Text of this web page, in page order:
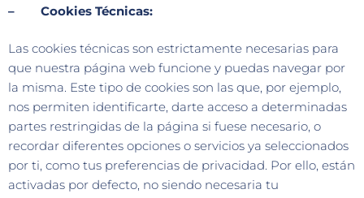
– Cookies Técnicas:
Las cookies técnicas son estrictamente necesarias para
que nuestra página web funcione y puedas navegar por
la misma. Este tipo de cookies son las que, por ejemplo,
nos permiten identificarte, darte acceso a determinadas
partes restringidas de la página si fuese necesario, o
recordar diferentes opciones o servicios ya seleccionados
por ti, como tus preferencias de privacidad. Por ello, están
activadas por defecto, no siendo necesaria tu